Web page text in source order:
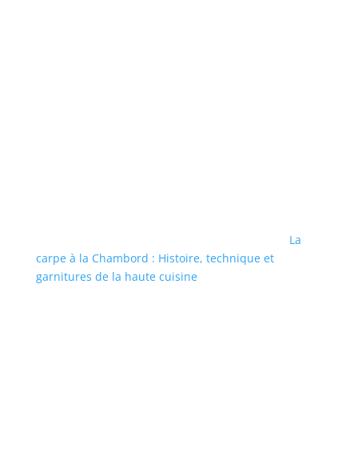
La
carpe à la Chambord : Histoire, technique et
garnitures de la haute cuisine